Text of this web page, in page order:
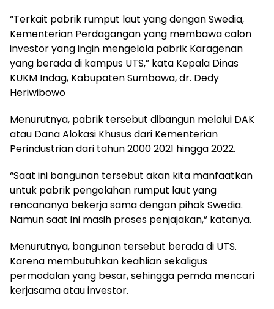
“Terkait pabrik rumput laut yang dengan Swedia,
Kementerian Perdagangan yang membawa calon
investor yang ingin mengelola pabrik Karagenan
yang berada di kampus UTS,” kata Kepala Dinas
KUKM Indag, Kabupaten Sumbawa, dr. Dedy
Heriwibowo
Menurutnya, pabrik tersebut dibangun melalui DAK
atau Dana Alokasi Khusus dari Kementerian
Perindustrian dari tahun 2000 2021 hingga 2022.
“Saat ini bangunan tersebut akan kita manfaatkan
untuk pabrik pengolahan rumput laut yang
rencananya bekerja sama dengan pihak Swedia.
Namun saat ini masih proses penjajakan,” katanya.
Menurutnya, bangunan tersebut berada di UTS.
Karena membutuhkan keahlian sekaligus
permodalan yang besar, sehingga pemda mencari
kerjasama atau investor.